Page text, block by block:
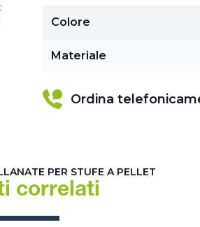
Colore
Materiale
Ordina
PER STUFE A PELLET
correlati